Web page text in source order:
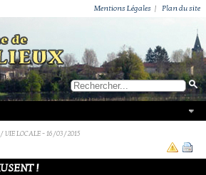
Mentions Légales | Plan du site
VIE LOCALE- 16/03/2015
!